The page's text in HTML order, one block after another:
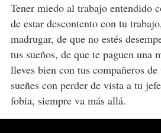
Tener miedo al trabajo entendido
de estar descontento con tu
madrugar, de que no estés
tus sueños, de que te paguen una
lleves bien con tus compañeros
sueñes con perder de vista a tu
fobia, siempre va más allá.